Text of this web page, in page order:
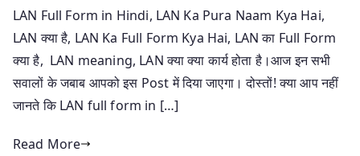
LAN Full Form in Hindi, LAN Ka Pura Naam Kya Hai,
LAN क्या है, LAN Ka Full Form Kya Hai, LAN का Full Form
क्या है, LAN meaning, LAN क्या क्या कार्य होता है।आज इन सभी
सवालों के जबाब आपको इस Post में दिया जाएगा। दोस्तों! क्या आप नहीं
जानते कि LAN full form in […]
Read More